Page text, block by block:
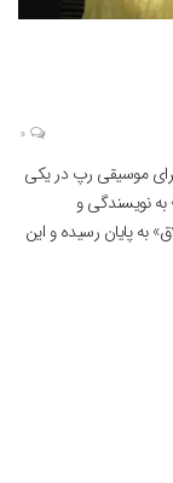
0
موسیقی رپ در یکی
نویسندگی و
به پایان رسیده و این